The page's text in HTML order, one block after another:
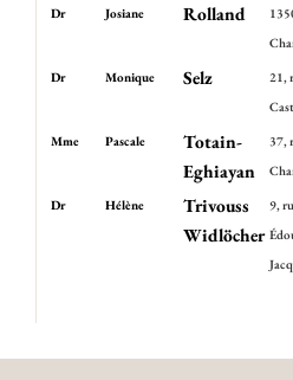
Dr Josiane Rolland
Dr Monique Selz
21,
Mme Pascale
Totain-
Eghiayan
37,
Dr Hélène
Trivouss
Widlöcher
9,